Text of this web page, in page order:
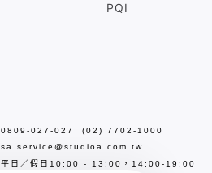
PQI
0809-027-027 (02) 7702-1000
sa.service@studioa.com.tw
平日／假日10:00 - 13:00，14:00-19:00